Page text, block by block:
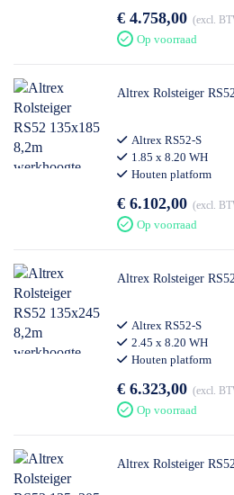
€ 4.758,00 excl.
Op voorraad
Altrex Rolsteiger
Altrex RS52-S
1.85 x 8.20 WH
Houten platform
€ 6.102,00 excl.
Op voorraad
Altrex Rolsteiger
Altrex RS52-S
2.45 x 8.20 WH
Houten platform
€ 6.323,00 excl.
Op voorraad
Altrex Rolsteiger